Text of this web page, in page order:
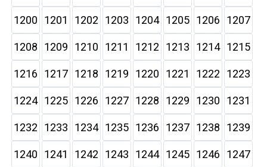
1200 1201 1202 1203 1204 1205 1206 1207
1208 1209 1210 1211 1212 1213 1214 1215
1216 1217 1218 1219 1220 1221 1222 1223
1224 1225 1226 1227 1228 1229 1230 1231
1232 1233 1234 1235 1236 1237 1238 1239
1240 1241 1242 1243 1244 1245 1246 1247